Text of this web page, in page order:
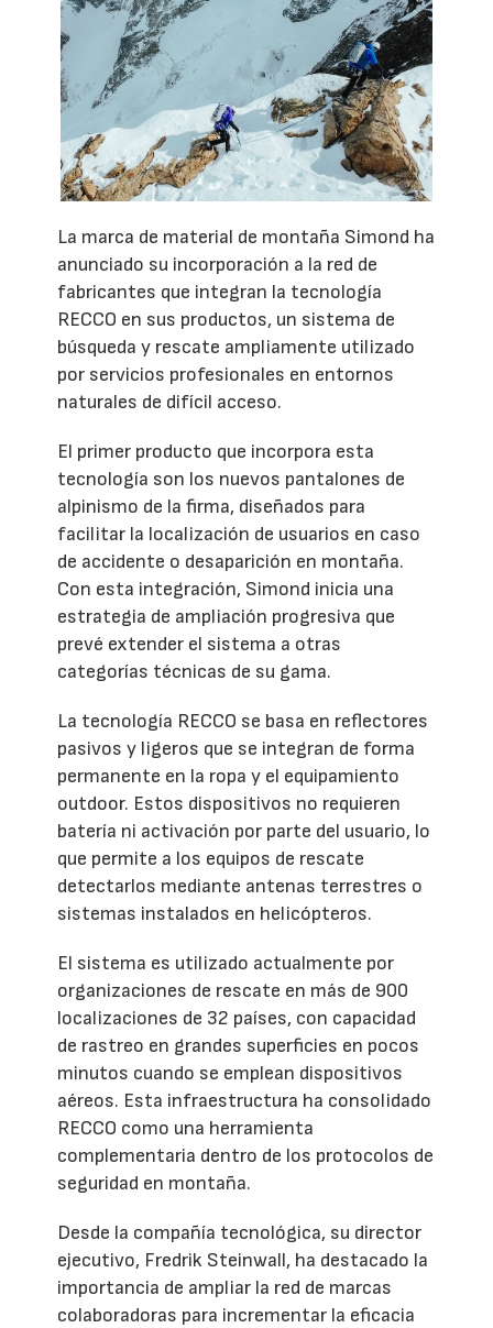
La marca de material de montaña Simond ha
anunciado su incorporación a la red de
fabricantes que integran la tecnología
RECCO en sus productos, un sistema de
búsqueda y rescate ampliamente utilizado
por servicios profesionales en entornos
naturales de difícil acceso.
El primer producto que incorpora esta
tecnología son los nuevos pantalones de
alpinismo de la firma, diseñados para
facilitar la localización de usuarios en caso
de accidente o desaparición en montaña.
Con esta integración, Simond inicia una
estrategia de ampliación progresiva que
prevé extender el sistema a otras
categorías técnicas de su gama.
La tecnología RECCO se basa en reflectores
pasivos y ligeros que se integran de forma
permanente en la ropa y el equipamiento
outdoor. Estos dispositivos no requieren
batería ni activación por parte del usuario, lo
que permite a los equipos de rescate
detectarlos mediante antenas terrestres o
sistemas instalados en helicópteros.
El sistema es utilizado actualmente por
organizaciones de rescate en más de 900
localizaciones de 32 países, con capacidad
de rastreo en grandes superficies en pocos
minutos cuando se emplean dispositivos
aéreos. Esta infraestructura ha consolidado
RECCO como una herramienta
complementaria dentro de los protocolos de
seguridad en montaña.
Desde la compañía tecnológica, su director
ejecutivo, Fredrik Steinwall, ha destacado la
importancia de ampliar la red de marcas
colaboradoras para incrementar la eficacia